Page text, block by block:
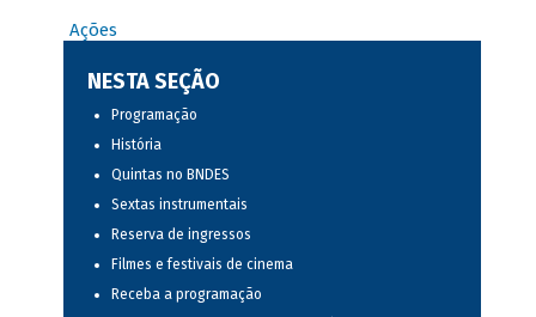
Ações
NESTA SEÇÃO
Programação
História
Quintas no BNDES
Sextas instrumentais
Reserva de ingressos
Filmes e festivais de cinema
Receba a programação